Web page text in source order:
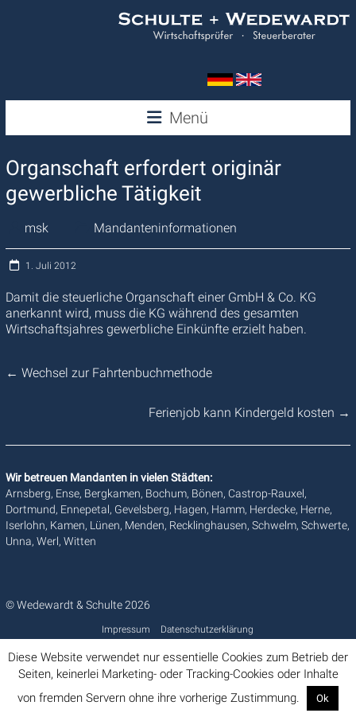
Wedewardt
&
Schulte
Menü
Organschaft erfordert originär
gewerbliche Tätigkeit
msk Mandanteninformationen
1. Juli 2012
Damit die steuerliche Organschaft einer GmbH & Co. KG
anerkannt wird, muss die KG während des gesamten
Wirtschaftsjahres gewerbliche Einkünfte erzielt haben.
← Wechsel zur Fahrtenbuchmethode
Ferienjob kann Kindergeld kosten →
Wir betreuen Mandanten in vielen Städten:
Arnsberg, Ense, Bergkamen, Bochum, Bönen, Castrop-Rauxel,
Dortmund, Ennepetal, Gevelsberg, Hagen, Hamm, Herdecke, Herne,
Iserlohn, Kamen, Lünen, Menden, Recklinghausen, Schwelm, Schwerte,
Unna, Werl, Witten
© Wedewardt & Schulte 2026
Impressum Datenschutzerklärung
Diese Website verwendet nur essentielle Cookies zum Betrieb der
Seiten, keinerlei Marketing- oder Tracking-Cookies oder Inhalte
von fremden Servern ohne ihre vorherige Zustimmung.
Ok